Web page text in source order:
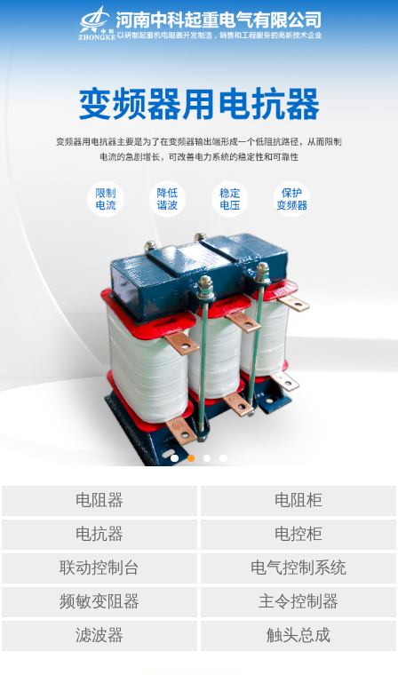
网站首页
电阻柜
电抗器
电控柜
联动控制台
电气控制系统
频敏变阻器
主令控制器
滤波器
电阻器
电阻柜
电抗器
电控柜
联动控制台
电气控制系统
频敏变阻器
主令控制器
滤波器
触头总成